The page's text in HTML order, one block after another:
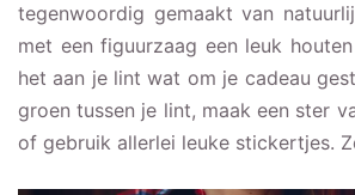
tegenwoordig gemaakt van
met een figuurzaag een leuk
het aan je lint wat om je cadeau
groen tussen je lint, maak een ster
of gebruik allerlei leuke stickertjes.